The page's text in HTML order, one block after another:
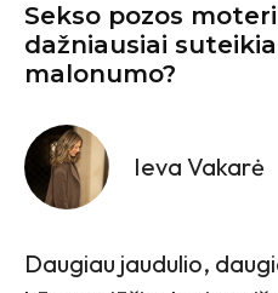
Sekso pozos
dažniausiai
malonumo?
Ieva Vakarė
Daugiau jaudulio,